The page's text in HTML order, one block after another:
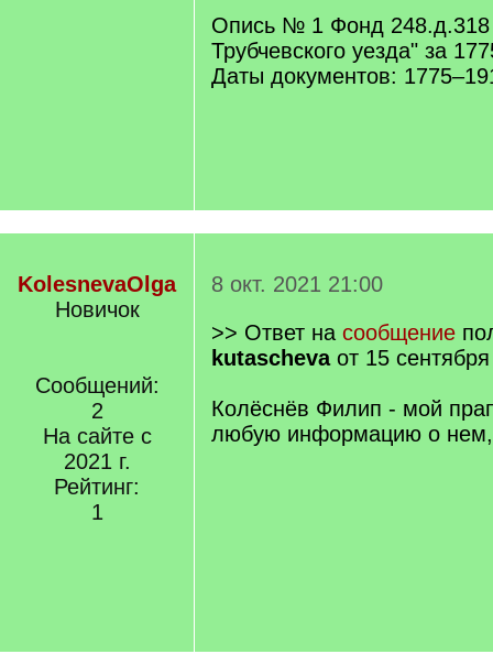
Опись № 1 Фонд 248.д.318
Трубчевского уезда" за
Даты документов:
KolesnevaOlga
Новичок
Сообщений:
2
На сайте с
2021 г.
Рейтинг:
1
8 окт. 2021 21:00
>> Ответ на сообщение
kutaschevaот 15
Колёснёв Филип - мой
любую информацию о нем,